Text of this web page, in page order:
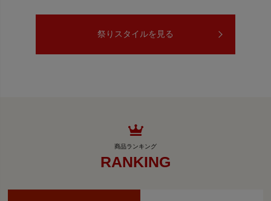
祭りスタイルを見る
RANKING